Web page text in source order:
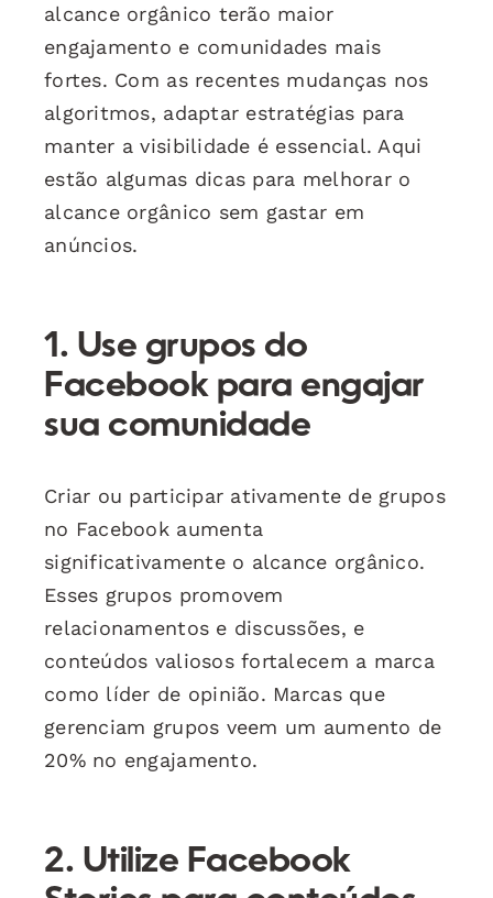
alcance orgânico terão maior
engajamento e comunidades mais
fortes. Com as recentes mudanças nos
algoritmos, adaptar estratégias para
manter a visibilidade é essencial. Aqui
estão algumas dicas para melhorar o
alcance orgânico sem gastar em
anúncios.
1. Use grupos do
Facebook para engajar
sua comunidade
Criar ou participar ativamente de grupos
no Facebook aumenta
significativamente o alcance orgânico.
Esses grupos promovem
relacionamentos e discussões, e
conteúdos valiosos fortalecem a marca
como líder de opinião. Marcas que
gerenciam grupos veem um aumento de
20% no engajamento.
2. Utilize Facebook